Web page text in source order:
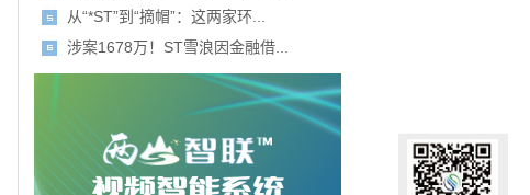
从“*ST”到“摘帽”：这两家环...
涉案1678万！ST雪浪因金融借...